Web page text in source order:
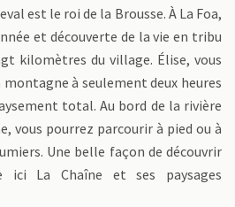
est le roi de la Brousse. À La Foa,
et découverte de la vie en tribu
kilomètres du village. Élise, vous
à seulement deux heures
total. Au bord de la rivière
vous pourrez parcourir à pied ou à
Une belle façon de découvrir
ici La Chaîne et ses paysages